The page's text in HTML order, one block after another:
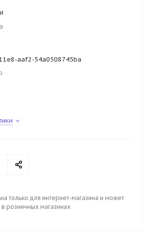
aaf2-54a0508745ba
только для интернет-магазина и может
в розничных магазинах